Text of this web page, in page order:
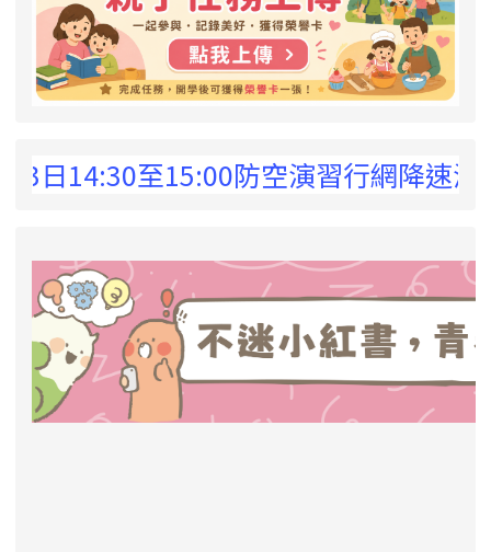
至15:00防空演習行網降速演練，請